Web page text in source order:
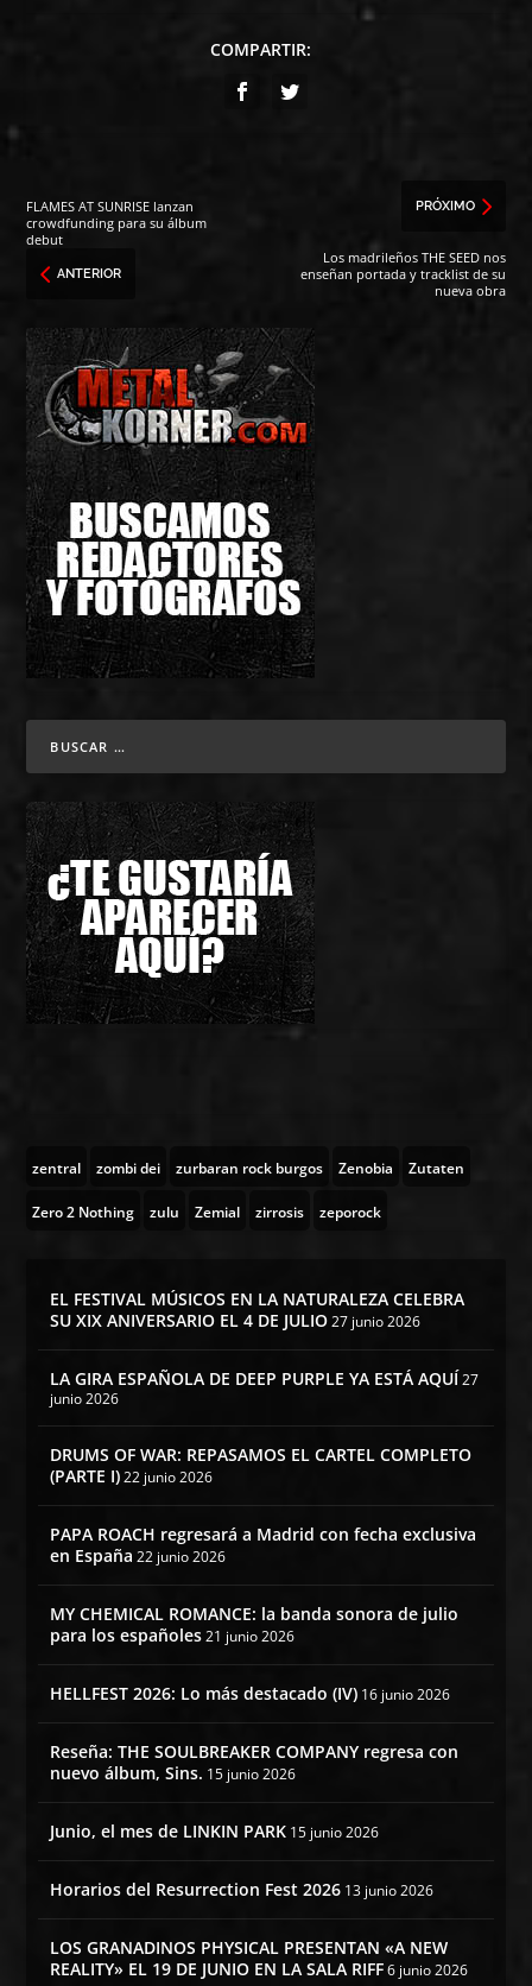
COMPARTIR:
FLAMES AT SUNRISE lanzan
crowdfunding para su álbum
debut
ANTERIOR
PRÓXIMO
Los madrileños THE SEED nos
enseñan portada y tracklist de su
nueva obra
zentral zombi dei zurbaran rock burgos Zenobia Zutaten
Zero 2 Nothing zulu Zemial zirrosis zeporock
EL FESTIVAL MÚSICOS EN LA NATURALEZA CELEBRA
SU XIX ANIVERSARIO EL 4 DE JULIO 27 junio 2026
LA GIRA ESPAÑOLA DE DEEP PURPLE YA ESTÁ AQUÍ27
junio 2026
DRUMS OF WAR: REPASAMOS EL CARTEL COMPLETO
(PARTE I) 22 junio 2026
PAPA ROACH regresará a Madrid con fecha exclusiva
en España 22 junio 2026
MY CHEMICAL ROMANCE: la banda sonora de julio
para los españoles 21 junio 2026
HELLFEST 2026: Lo más destacado (IV) 16 junio 2026
Reseña: THE SOULBREAKER COMPANY regresa con
nuevo álbum, Sins. 15 junio 2026
Junio, el mes de LINKIN PARK 15 junio 2026
Horarios del Resurrection Fest 2026 13 junio 2026
LOS GRANADINOS PHYSICAL PRESENTAN «A NEW
REALITY» EL 19 DE JUNIO EN LA SALA RIFF 6 junio 2026